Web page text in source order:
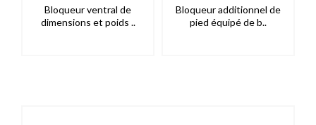
Bloqueur ventral de
dimensions et poids ..
Bloqueur additionnel de
pied équipé de b..